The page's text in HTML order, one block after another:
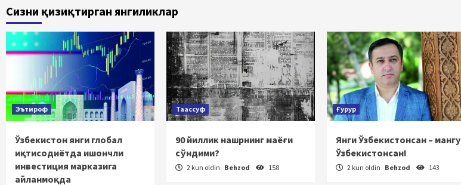
Сизни қизиқтирган янгиликлар
Эътироф
Ўзбекистон янги глобал
иқтисодиётда ишончли
инвестиция марказига
айланмоқда
Таассуф
90 йиллик нашрнинг маёғи
сўндими?
2 kun oldin Behzod 158
Ғурур
Янги Ўзбекистонсан – мангу
Ўзбекистонсан!
2 kun oldin Behzod 143